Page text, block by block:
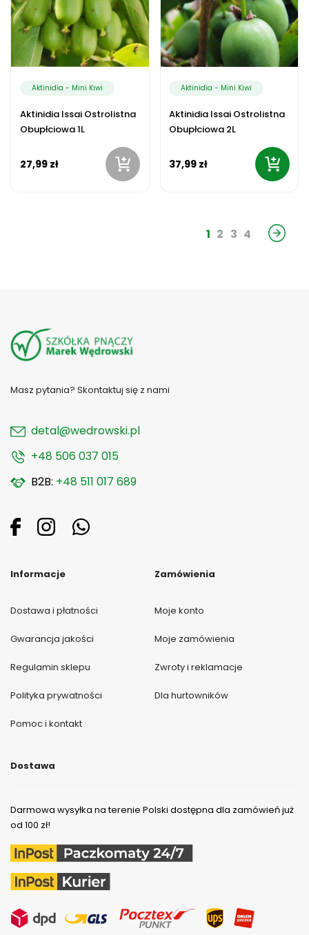
Aktinidia - Mini Kiwi
Aktinidia Issai Ostrolistna
Obupłciowa 1L
27,99 zł
Aktinidia - Mini Kiwi
Aktinidia Issai Ostrolistna
Obupłciowa 2L
37,99 zł
1 2 3 4
Masz pytania? Skontaktuj się z nami
detal@wedrowski.pl
+48 506 037 015
B2B: +48 511 017 689
Informacje
Dostawa i płatności
Gwarancja jakości
Regulamin sklepu
Polityka prywatności
Pomoc i kontakt
Zamówienia
Moje konto
Moje zamówienia
Zwroty i reklamacje
Dla hurtowników
Dostawa
Darmowa wysyłka na terenie Polski dostępna dla zamówień już
od 100 zł!